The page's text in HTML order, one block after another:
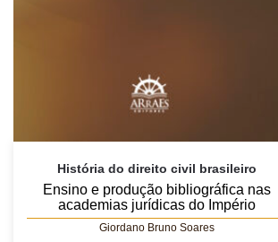
História do direito civil brasileiro
Ensino e produção bibliográfica nas
academias jurídicas do Império
Giordano Bruno Soares